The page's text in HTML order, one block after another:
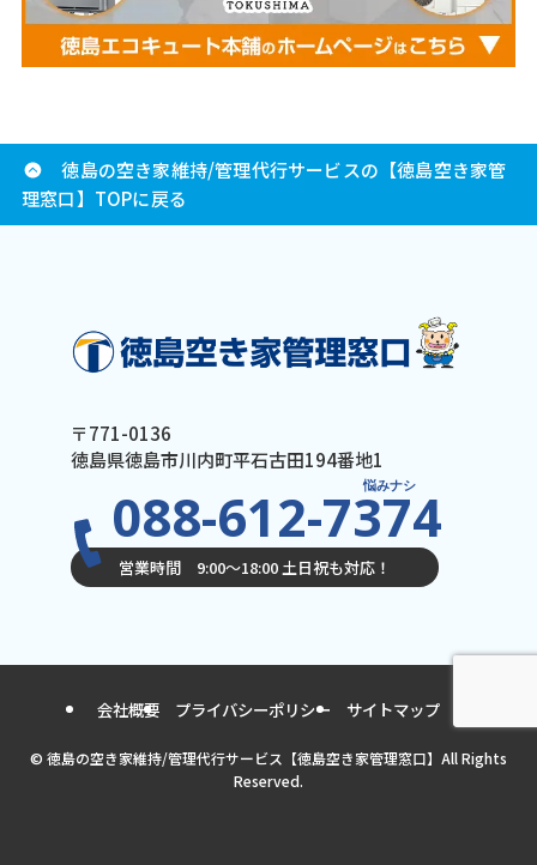
徳島の空き家維持/管理代行サービスの【徳島空き家管
理窓口】TOPに戻る
〒771-0136
徳島県徳島市川内町平石古田194番地1
悩みナシ
088-612-7374
営業時間 9:00〜18:00 土日祝も対応！
会社概要 プライバシーポリシー サイトマップ
© 徳島の空き家維持/管理代行サービス【徳島空き家管理窓口】All Rights
Reserved.